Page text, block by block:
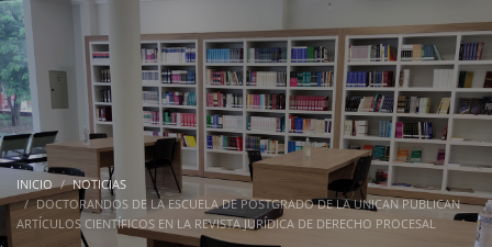
INICIO
NOTICIAS
DOCTORANDOS DE LA ESCUELA DE POSTGRADO DE LA UNICAN PUBLICAN
ARTÍCULOS CIENTÍFICOS EN LA REVISTA JURÍDICA DE DERECHO PROCESAL